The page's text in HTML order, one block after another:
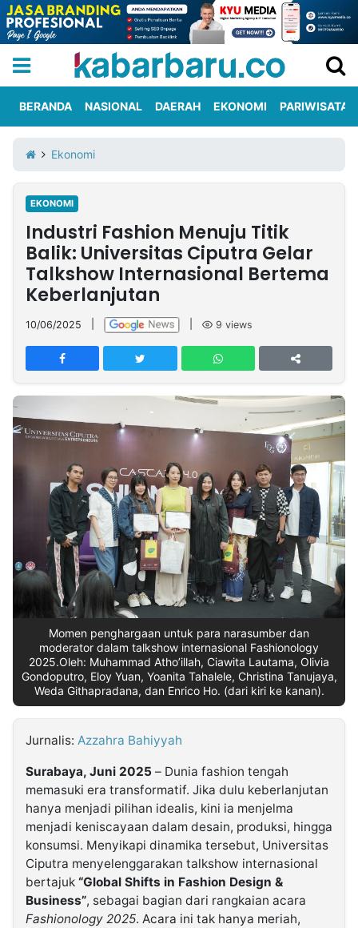
Iklan
Berita
Kami
Nasional
International
Olahraga
Entertainment
Daerah
Pariwisata
Kuliner
Kolom
Network
PT
TREETAN
MULTIMEDIA
INDONESIA
Partner
Dinamikapost.com
Seedbacklink
Kabarbaru
Kabarbaru.co
2026
Kabarbaru
Media
Holding
BERANDA NASIONAL DAERAH EKONOMI PARIWISATA
Ekonomi
EKONOMI
Industri Fashion Menuju Titik
Balik: Universitas Ciputra Gelar
Talkshow Internasional Bertema
Keberlanjutan
10/06/2025 9 views
Momen penghargaan untuk para narasumber dan
moderator dalam talkshow internasional Fashionology
2025.Oleh: Muhammad Atho’illah, Ciawita Lautama, Olivia
Gondoputro, Eloy Yuan, Yoanita Tahalele, Christina Tanujaya,
Weda Githapradana, dan Enrico Ho. (dari kiri ke kanan).
Jurnalis: Azzahra Bahiyyah
Surabaya, Juni 2025 – Dunia fashion tengah
memasuki era transformatif. Jika dulu keberlanjutan
hanya menjadi pilihan idealis, kini ia menjelma
menjadi keniscayaan dalam desain, produksi, hingga
konsumsi. Menyikapi dinamika tersebut, Universitas
Ciputra menyelenggarakan talkshow internasional
bertajuk “Global Shifts in Fashion Design &
Business”, sebagai bagian dari rangkaian acara
Fashionology 2025. Acara ini tak hanya meriah,